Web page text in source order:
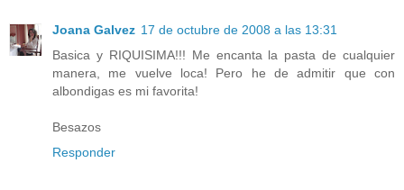
Joana Galvez 17 de octubre de 2008 a las 13:31
Basica y RIQUISIMA!!! Me encanta la pasta de cualquier
manera, me vuelve loca! Pero he de admitir que con
albondigas es mi favorita!
Besazos
Responder